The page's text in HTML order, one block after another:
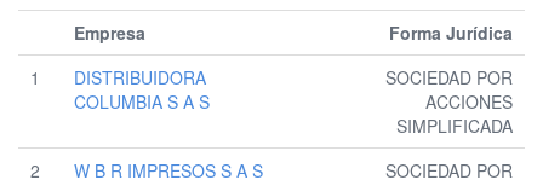
Empresa
Forma Jurídica
1
DISTRIBUIDORA
COLUMBIA S A S
SOCIEDAD POR
ACCIONES
SIMPLIFICADA
2
W B R IMPRESOS S A S SOCIEDAD POR